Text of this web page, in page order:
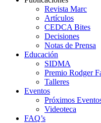
Revista Marc
Artículos
CEDCA Bites
Decisiones
Notas de Prensa
Educación
SIDMA
Premio Rodger
Talleres
Eventos
Próximos
Videoteca
FAQ’s